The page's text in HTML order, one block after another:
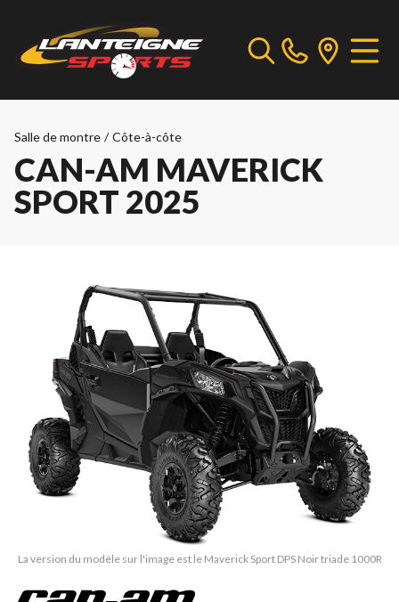
Salle de montre / Côte-à-côte
CAN-AM MAVERICK
SPORT 2025
La version du modèle sur l'image est le Maverick Sport DPS Noir triade 1000R